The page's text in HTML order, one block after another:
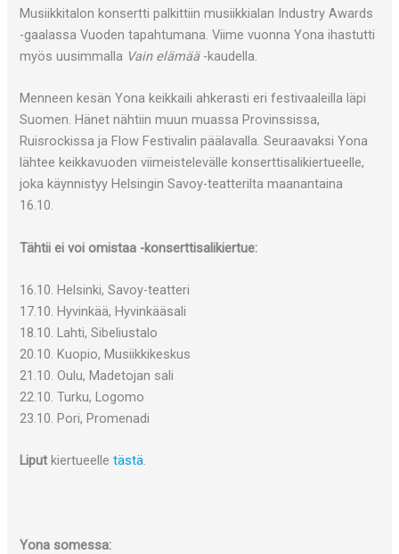
Musiikkitalon konsertti palkittiin musiikkialan Industry Awards
-gaalassa Vuoden tapahtumana. Viime vuonna Yona ihastutti
myös uusimmalla Vain elämää-kaudella.
Menneen kesän Yona keikkaili ahkerasti eri festivaaleilla läpi
Suomen. Hänet nähtiin muun muassa Provinssissa,
Ruisrockissa ja Flow Festivalin päälavalla. Seuraavaksi Yona
lähtee keikkavuoden viimeistelevälle konserttisalikiertueelle,
joka käynnistyy Helsingin Savoy-teatterilta maanantaina
16.10.
Tähtii ei voi omistaa -konserttisalikiertue:
16.10. Helsinki, Savoy-teatteri
17.10. Hyvinkää, Hyvinkääsali
18.10. Lahti, Sibeliustalo
20.10. Kuopio, Musiikkikeskus
21.10. Oulu, Madetojan sali
22.10. Turku, Logomo
23.10. Pori, Promenadi
Liput kiertueelletästä.
Yona somessa: